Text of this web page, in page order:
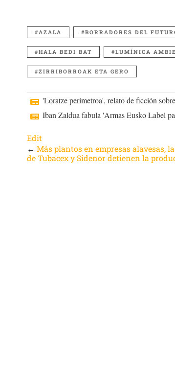
AZALA BORRADORES DEL
HALA BEDI BAT LUMÍNICA
ZIRRIBORROAK ETA GERO
'Loratze perimetroa', relato de ficción
Iban Zaldua fabula 'Armas Eusko Label
Edit
←Más plantos en empresas alavesas,
de Tubacex y Sidenor detienen la